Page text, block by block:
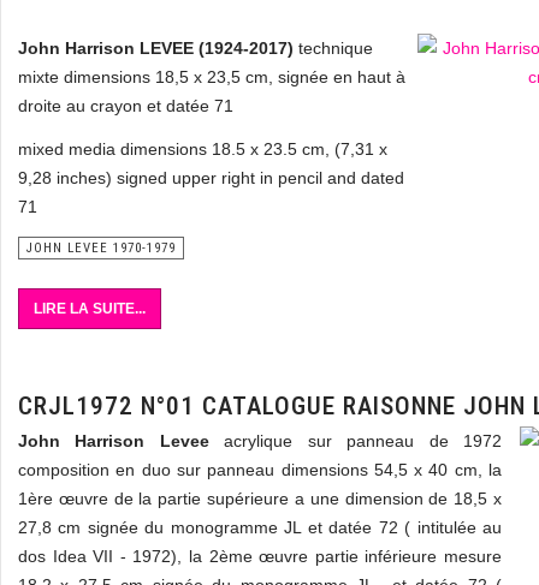
John Harrison LEVEE (1924-2017) technique
mixte dimensions 18,5 x 23,5 cm, signée en haut à
droite au crayon et datée 71
mixed media dimensions 18.5 x 23.5 cm, (7,31 x
9,28 inches) signed upper right in pencil and dated
71
JOHN LEVEE 1970-1979
LIRE LA SUITE...
CRJL1972 N°01 CATALOGUE RAISONNE JOHN
John Harrison Leveeacrylique sur panneau de 1972
composition en duo sur panneau dimensions 54,5 x 40 cm, la
1ère œuvre de la partie supérieure a une dimension de 18,5 x
27,8 cm signée du monogramme JL et datée 72 ( intitulée au
dos Idea VII - 1972), la 2ème œuvre partie inférieure mesure